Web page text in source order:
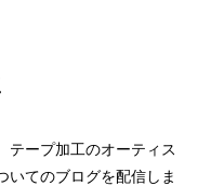
テープ加工のオーティス
いてのブログを配信しま